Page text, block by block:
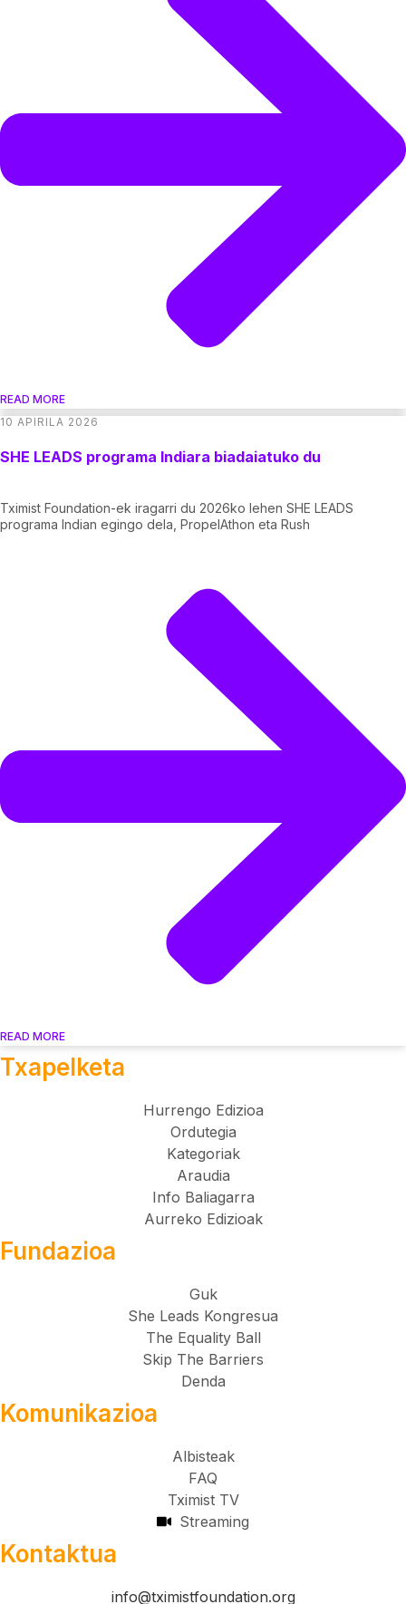
READ MORE
10 APIRILA 2026
SHE LEADS programa Indiara biadaiatuko du
Tximist Foundation-ek iragarri du 2026ko lehen SHE LEADS
programa Indian egingo dela, PropelAthon eta Rush
READ MORE
Txapelketa
Hurrengo Edizioa
Ordutegia
Kategoriak
Araudia
Info Baliagarra
Aurreko Edizioak
Fundazioa
Guk
She Leads Kongresua
The Equality Ball
Skip The Barriers
Denda
Komunikazioa
Albisteak
FAQ
Tximist TV
Streaming
Kontaktua
info@tximistfoundation.org